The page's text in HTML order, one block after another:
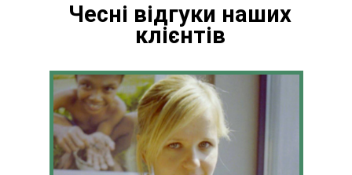
Чесні відгуки наших
клієнтів